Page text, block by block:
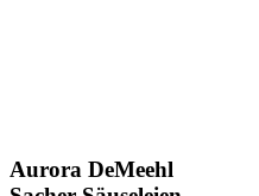
Aurora DeMeehl